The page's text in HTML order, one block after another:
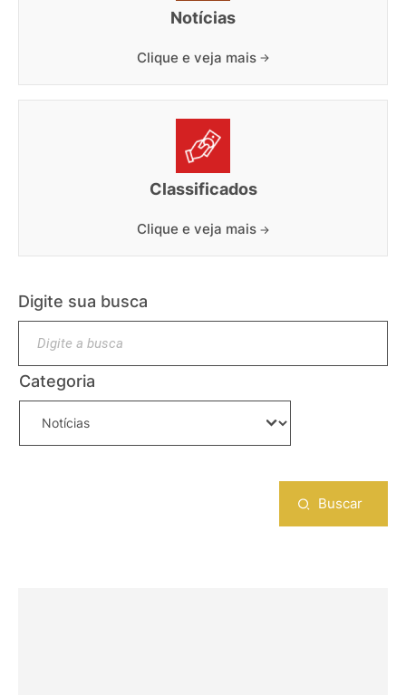
Notícias
Clique e veja mais
Classificados
Clique e veja mais
Digite sua busca
Categoria
Buscar